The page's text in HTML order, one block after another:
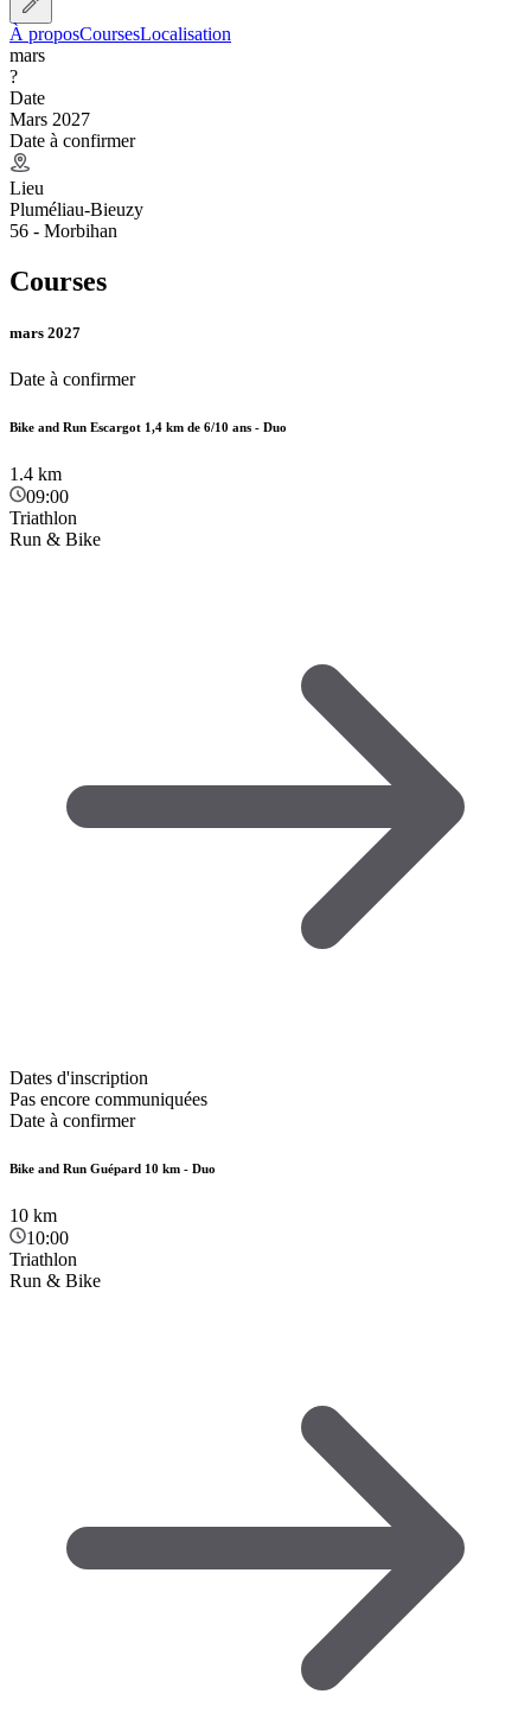
À proposCoursesLocalisation
mars
?
Date
Mars 2027
Date à confirmer
Lieu
Pluméliau-Bieuzy
56 - Morbihan
Courses
mars 2027
Date à confirmer
Bike and Run Escargot 1,4 km de 6/10 ans - Duo
1.4 km
09:00
Triathlon
Run & Bike
Dates d'inscription
Pas encore communiquées
Date à confirmer
Bike and Run Guépard 10 km - Duo
10 km
10:00
Triathlon
Run & Bike